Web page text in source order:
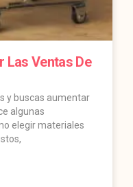
Las Ventas De
y buscas aumentar
algunas
elegir materiales